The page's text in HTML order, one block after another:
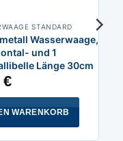
STANDARD
Wasserwaage,
und 1
Länge 30cm
€
WARENKORB